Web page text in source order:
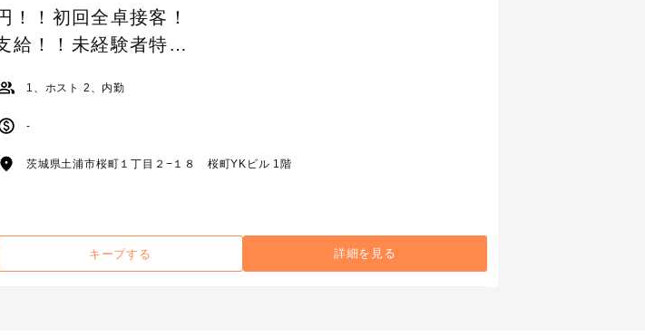
！初回全卓接客！
給！！未経験者特化
1、ホスト 2、内勤
-
茨城県土浦市桜町１丁目２−１８ 桜町YKビル 1階
キープする 詳細を見る